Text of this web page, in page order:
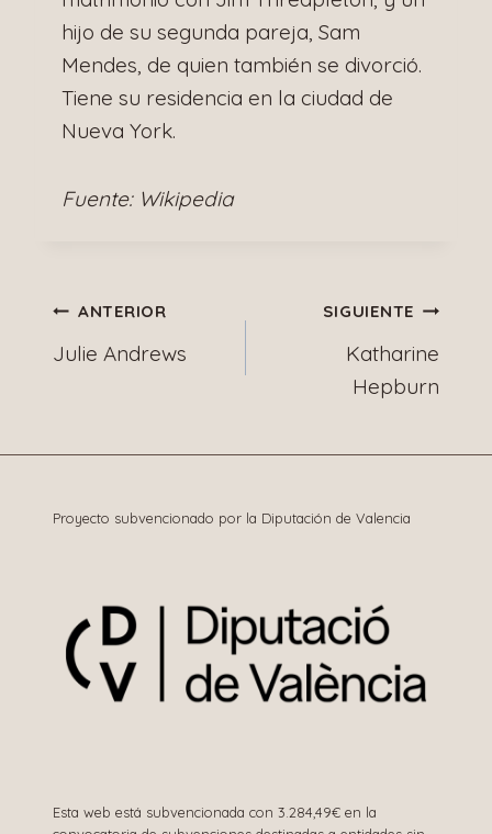
hijo de su segunda pareja, Sam
Mendes, de quien también se divorció.
Tiene su residencia en la ciudad de
Nueva York.
Fuente: Wikipedia
Navegación
de
ANTERIOR
Julie Andrews
SIGUIENTE
Katharine
Hepburn
Proyecto subvencionado por la Diputación de Valencia
Esta web está subvencionada con 3.284,49€ en la